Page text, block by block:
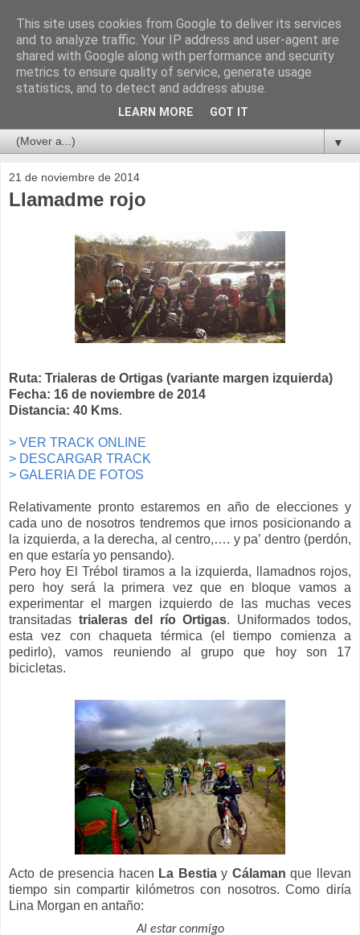
▼
21 de noviembre de 2014
Llamadme rojo
Ruta: Trialeras de Ortigas (variante margen izquierda)
Fecha: 16 de noviembre de 2014
Distancia: 40 Kms.
> VER TRACK ONLINE
> DESCARGAR TRACK
> GALERIA DE FOTOS
Relativamente pronto estaremos en año de elecciones y
cada uno de nosotros tendremos que irnos posicionando a
la izquierda, a la derecha, al centro,…. y pa’ dentro (perdón,
en que estaría yo pensando).
Pero hoy El Trébol tiramos a la izquierda, llamadnos rojos,
pero hoy será la primera vez que en bloque vamos a
experimentar el margen izquierdo de las muchas veces
transitadas trialeras del río Ortigas. Uniformados todos,
esta vez con chaqueta térmica (el tiempo comienza a
pedirlo), vamos reuniendo al grupo que hoy son 17
bicicletas.
Acto de presencia hacen La Bestiay Cálaman que llevan
tiempo sin compartir kilómetros con nosotros. Como diría
Lina Morgan en antaño:
Al estar conmigo
This site uses cookies from Google to deliver its services
and to analyze traffic. Your IP address and user-agent are
shared with Google along with performance and security
metrics to ensure quality of service, generate usage
statistics, and to detect and address abuse.
LEARN MORE GOT IT